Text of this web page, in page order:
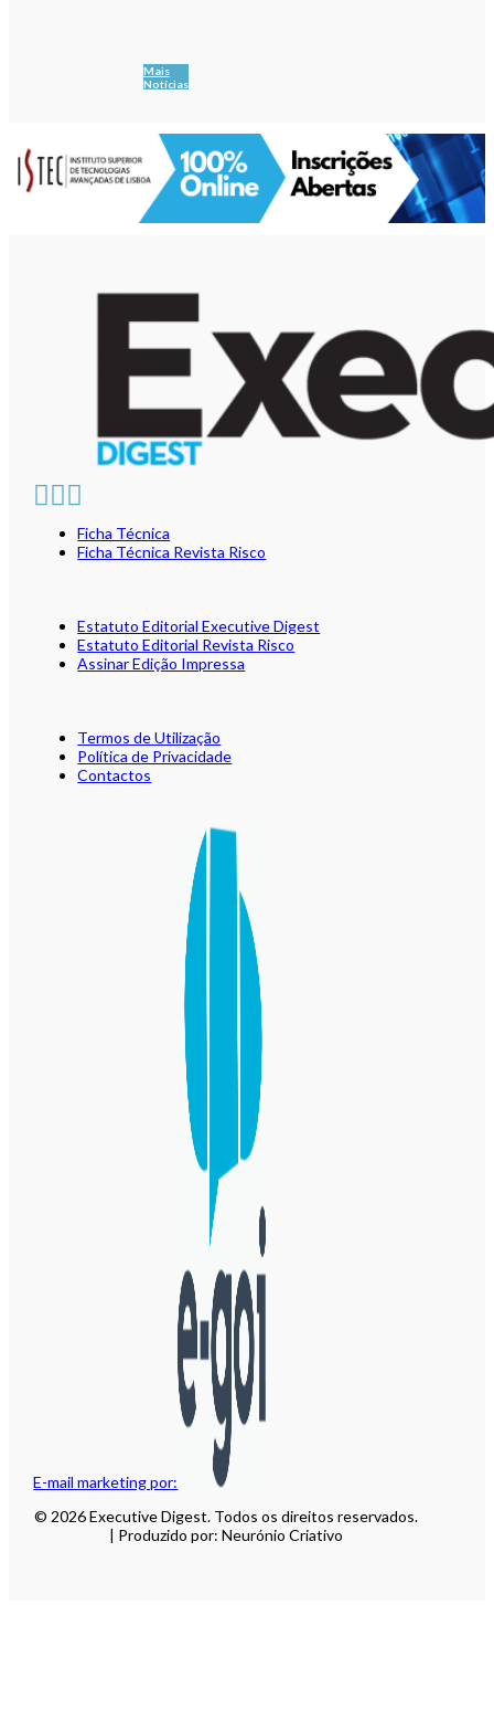
Mais
Notícias
E-mail marketing por:
Ficha Técnica
Ficha Técnica Revista Risco
Estatuto Editorial Executive Digest
Estatuto Editorial Revista Risco
Assinar Edição Impressa
Termos de Utilização
Política de Privacidade
Contactos
© 2026 Executive Digest. Todos os direitos reservados.
| Produzido por: Neurónio Criativo